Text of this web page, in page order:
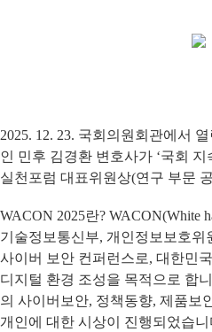
2025. 12. 23. 국회의원회관에서
인 민후 김경환 변호사가 ‘국회
실천포럼 대표위원상(연구 부문
WACON 2025란? WACON(White
기술정보통신부, 개인정보보호
사이버 보안 컨퍼런스로, 대한민
디지털 환경 조성을 목적으로 합
의 사이버보안, 정책동향, 제품보
개인에 대한 시상이 진행되었습니